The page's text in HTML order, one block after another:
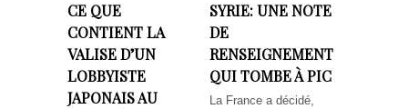
CE QUE
CONTIENT LA
VALISE D’UN
LOBBYISTE
JAPONAIS AU
SYRIE: UNE NOTE
DE
RENSEIGNEMENT
QUI TOMBE À PIC
La France a décidé,